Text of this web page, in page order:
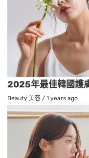
2025年最佳韓國護
Beauty 美容 / 1 years ago